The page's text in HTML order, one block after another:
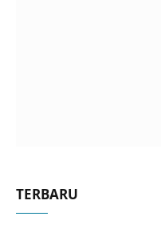
TERBARU